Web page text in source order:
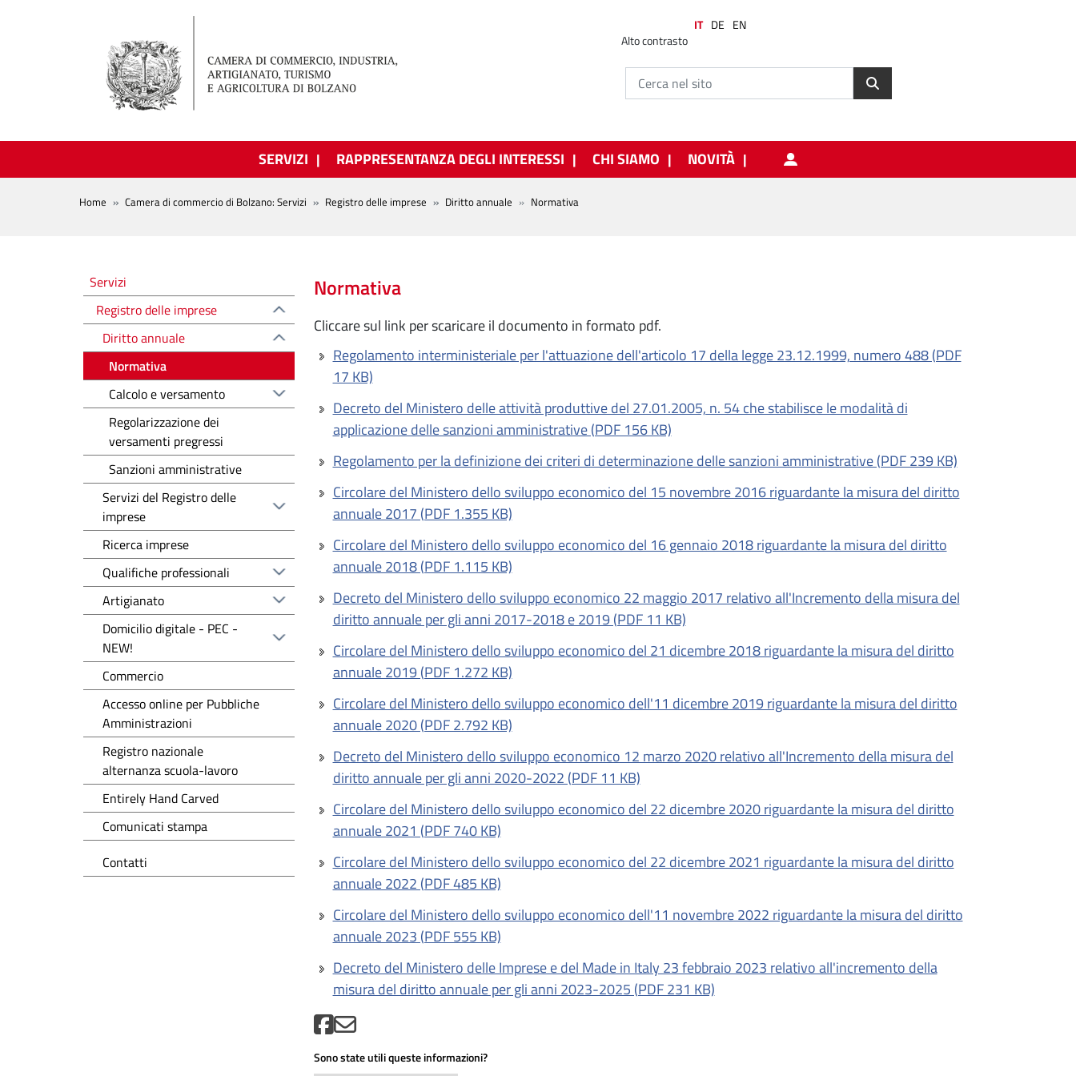
Alto contrasto
IT DE EN
SERVIZI RAPPRESENTANZA DEGLI INTERESSI CHI SIAMO NOVITÀ
BREADCRUMB
Home Camera di commercio di Bolzano: Servizi Registro delle imprese Diritto annuale Normativa
Normativa
Cliccare sul link per scaricare il documento in formato pdf.
Regolamento interministeriale per l'attuazione dell'articolo 17 della legge 23.12.1999, numero 488 (PDF
17 KB)
Decreto del Ministero delle attività produttive del 27.01.2005, n. 54 che stabilisce le modalità di
applicazione delle sanzioni amministrative (PDF 156 KB)
Regolamento per la definizione dei criteri di determinazione delle sanzioni amministrative (PDF 239 KB)
Circolare del Ministero dello sviluppo economico del 15 novembre 2016 riguardante la misura del diritto
annuale 2017 (PDF 1.355 KB)
Circolare del Ministero dello sviluppo economico del 16 gennaio 2018 riguardante la misura del diritto
annuale 2018 (PDF 1.115 KB)
Decreto del Ministero dello sviluppo economico 22 maggio 2017 relativo all'Incremento della misura del
diritto annuale per gli anni 2017-2018 e 2019 (PDF 11 KB)
Circolare del Ministero dello sviluppo economico del 21 dicembre 2018 riguardante la misura del diritto
annuale 2019 (PDF 1.272 KB)
Circolare del Ministero dello sviluppo economico dell'11 dicembre 2019 riguardante la misura del diritto
annuale 2020 (PDF 2.792 KB)
Decreto del Ministero dello sviluppo economico 12 marzo 2020 relativo all'Incremento della misura del
diritto annuale per gli anni 2020-2022 (PDF 11 KB)
Circolare del Ministero dello sviluppo economico del 22 dicembre 2020 riguardante la misura del diritto
annuale 2021 (PDF 740 KB)
Circolare del Ministero dello sviluppo economico del 22 dicembre 2021 riguardante la misura del diritto
annuale 2022 (PDF 485 KB)
Circolare del Ministero dello sviluppo economico dell'11 novembre 2022 riguardante la misura del diritto
annuale 2023 (PDF 555 KB)
Decreto del Ministero delle Imprese e del Made in Italy 23 febbraio 2023 relativo all'incremento della
misura del diritto annuale per gli anni 2023-2025 (PDF 231 KB)
Sono state utili queste informazioni?
Registro delle imprese
Servizi
Registro delle imprese
Diritto annuale
Normativa
Calcolo e versamento
Regolarizzazione dei
versamenti pregressi
Sanzioni amministrative
Servizi del Registro delle
imprese
Ricerca imprese
Qualifiche professionali
Artigianato
Domicilio digitale - PEC -
NEW!
Commercio
Accesso online per Pubbliche
Amministrazioni
Registro nazionale
alternanza scuola-lavoro
Entirely Hand Carved
Comunicati stampa
Contatti